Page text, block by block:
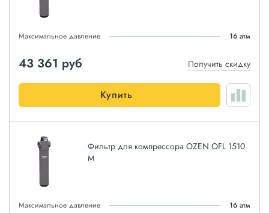
Максимальное давление 16 атм
43 361 руб Получить скидку
Купить
Фильтр для компрессора OZEN OFL 1510
M
Максимальное давление 16 атм